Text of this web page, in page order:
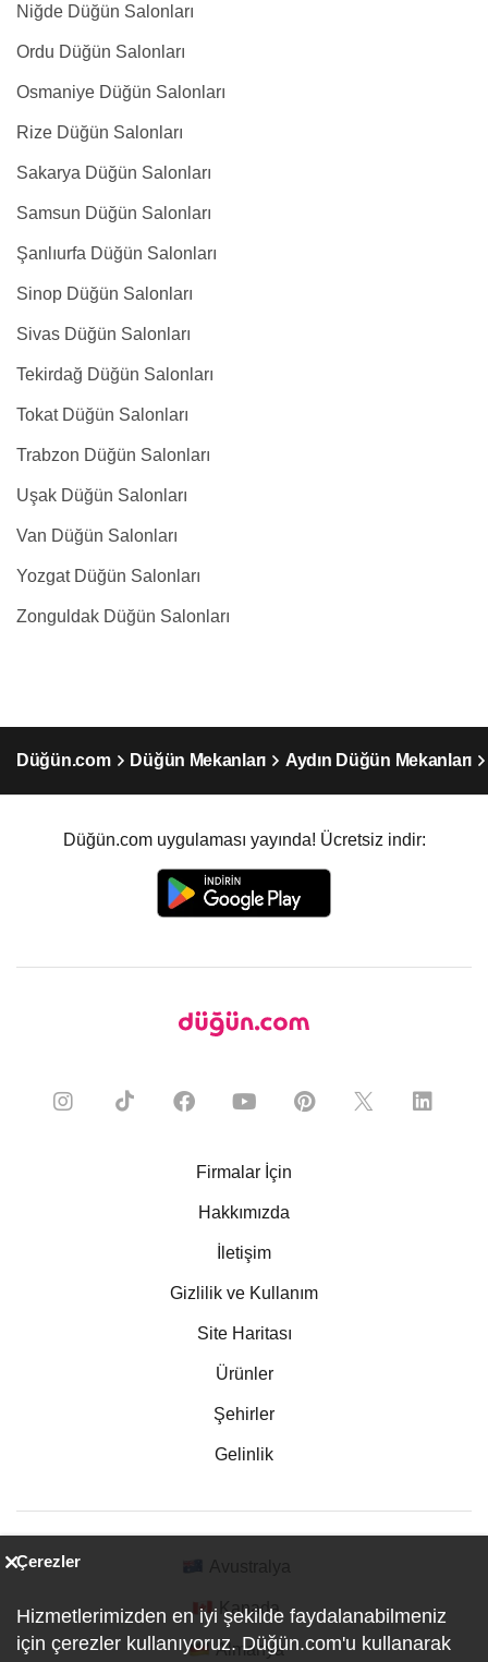
Niğde Düğün Salonları
Ordu Düğün Salonları
Osmaniye Düğün Salonları
Rize Düğün Salonları
Sakarya Düğün Salonları
Samsun Düğün Salonları
Şanlıurfa Düğün Salonları
Sinop Düğün Salonları
Sivas Düğün Salonları
Tekirdağ Düğün Salonları
Tokat Düğün Salonları
Trabzon Düğün Salonları
Uşak Düğün Salonları
Van Düğün Salonları
Yozgat Düğün Salonları
Zonguldak Düğün Salonları
Düğün.com Düğün Mekanları Aydın Düğün Mekanları
Düğün.com uygulaması yayında! Ücretsiz indir:
Firmalar İçin
Hakkımızda
İletişim
Gizlilik ve Kullanım
Site Haritası
Ürünler
Şehirler
Gelinlik
Kanada
Almanya
Çerezler
Hizmetlerimizden en iyi şekilde faydalanabilmeniz
için çerezler kullanıyoruz. Düğün.com'u kullanarak